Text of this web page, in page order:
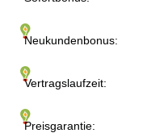
Neukundenbonus:
Vertragslaufzeit:
Preisgarantie: